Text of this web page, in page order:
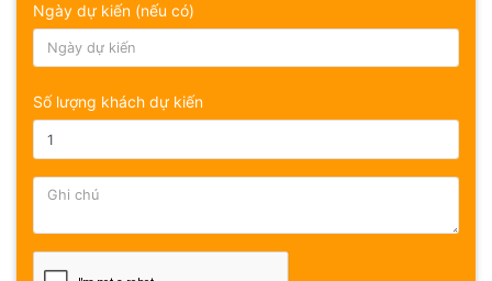
Ngày dự kiến (nếu có)
Số lượng khách dự kiến